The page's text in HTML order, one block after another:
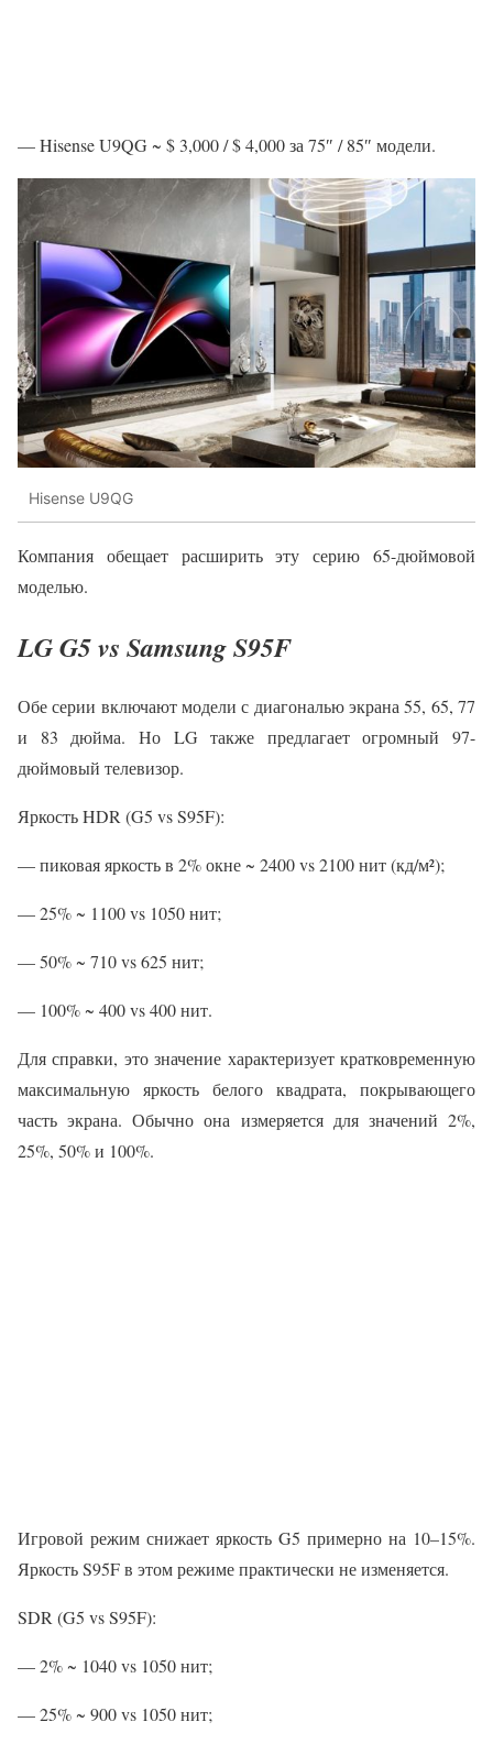
— Hisense U9QG ~ $ 3,000 / $ 4,000 за 75″ / 85″ модели.
Hisense U9QG
Компания обещает расширить эту серию 65-дюймовой
моделью.
LG G5 vs Samsung S95F
Обе серии включают модели с диагональю экрана 55, 65, 77
и 83 дюйма. Но LG также предлагает огромный 97-
дюймовый телевизор.
Яркость HDR (G5 vs S95F):
— пиковая яркость в 2% окне ~ 2400 vs 2100 нит (кд/м²);
— 25% ~ 1100 vs 1050 нит;
— 50% ~ 710 vs 625 нит;
— 100% ~ 400 vs 400 нит.
Для справки, это значение характеризует кратковременную
максимальную яркость белого квадрата, покрывающего
часть экрана. Обычно она измеряется для значений 2%,
25%, 50% и 100%.
Игровой режим снижает яркость G5 примерно на 10–15%.
Яркость S95F в этом режиме практически не изменяется.
SDR (G5 vs S95F):
— 2% ~ 1040 vs 1050 нит;
— 25% ~ 900 vs 1050 нит;